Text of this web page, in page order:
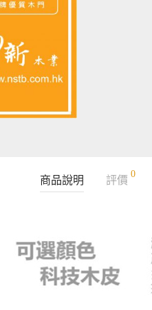
商品說明 評價
0